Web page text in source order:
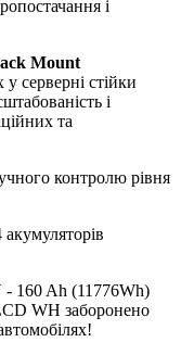
і
Mount
серверні стійки
і
та
контролю рівня
160 Ah (11776Wh)
WH заборонено